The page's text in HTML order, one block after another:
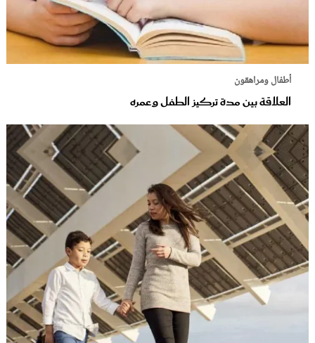
أطفال ومراهقون
العلاقة بين مدة تركيز الطفل وعمره